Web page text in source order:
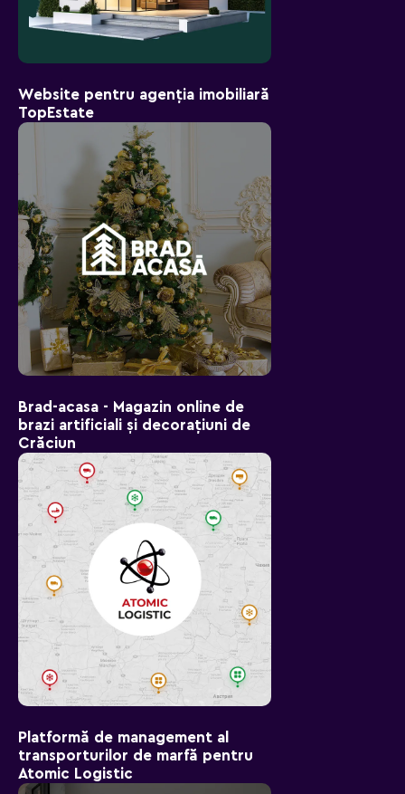
Website pentru agenția imobiliară
TopEstate
Brad-aсasa - Magazin online de
brazi artificiali și decorațiuni de
Crăciun
Platformă de management al
transporturilor de marfă pentru
Atomic Logistic